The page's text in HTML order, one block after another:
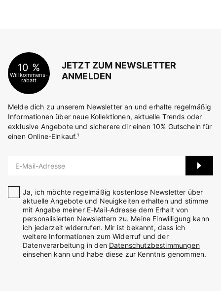
10 %
Willkommens-
rabatt
JETZT ZUM NEWSLETTER
ANMELDEN
Melde dich zu unserem Newsletter an und erhalte regelmäßig
Informationen über neue Kollektionen, aktuelle Trends oder
exklusive Angebote und sicherere dir einen 10% Gutschein für
einen Online-Einkauf.¹
E-Mail-Adresse
Ja, ich möchte regelmäßig kostenlose Newsletter über
aktuelle Angebote und Neuigkeiten erhalten und stimme
mit Angabe meiner E-Mail-Adresse dem Erhalt von
personalisierten Newslettern zu. Meine Einwilligung kann
ich jederzeit widerrufen. Mir ist bekannt, dass ich
weitere Informationen zum Widerruf und der
Datenverarbeitung in den Datenschutzbestimmungen
einsehen kann und habe diese zur Kenntnis genommen.